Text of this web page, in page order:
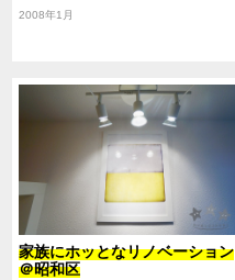
舞」12分/地下鉄鶴舞線「御器所」12分
2008年1月
家族にホッとなリノベーション
＠昭和区